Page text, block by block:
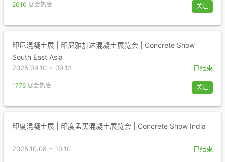
2010 展会热度 关注
印尼混凝土展 | 印尼雅加达混凝土展览会 | Concrete Show
South East Asia
2025.09.10 ~ 09.13 已结束
1775 展会热度 关注
印度混凝土展 | 印度孟买混凝土展览会 | Concrete Show India
2025.10.08 ~ 10.10 已结束